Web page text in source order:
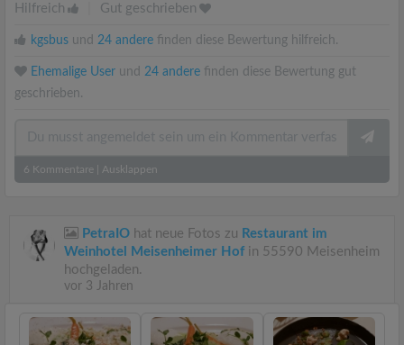
Hilfreich Gut geschrieben
kgsbus und 24 andere finden diese Bewertung hilfreich.
Ehemalige User und 24 andere finden diese Bewertung gut
geschrieben.
6 Kommentare Ausklappen
PetraIO hat neue Fotos zu Restaurant im
Weinhotel Meisenheimer Hof in 55590 Meisenheim
hochgeladen.
vor 3 Jahren